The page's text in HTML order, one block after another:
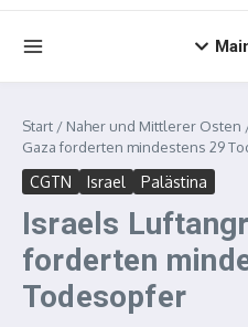
Start / Naher und Mittlerer Osten
Gaza forderten mindestens 29
CGTN Israel Palästina
Israels
forderten
Todesopfer